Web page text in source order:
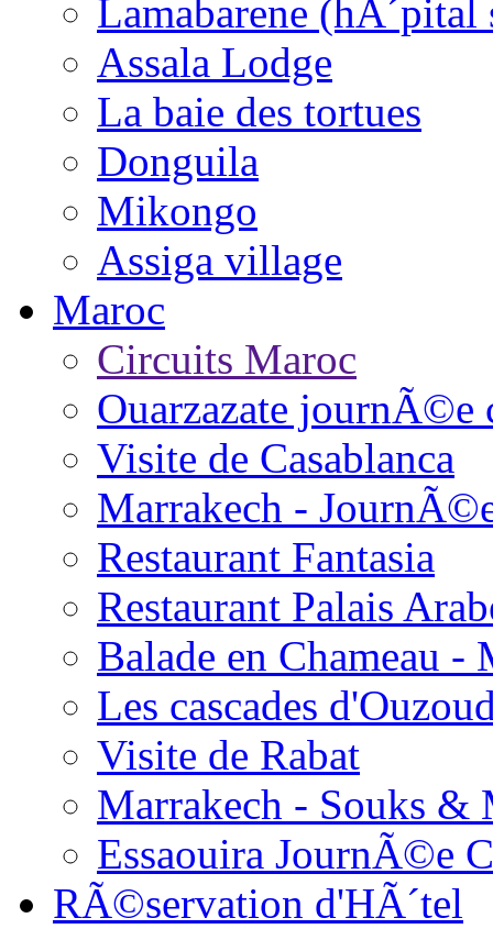
Lamabarene (hÃ´pital
Assala Lodge
La baie des tortues
Donguila
Mikongo
Assiga village
Maroc
Circuits Maroc
Ouarzazate journÃ©e
Visite de Casablanca
Marrakech -
Restaurant Fantasia
Restaurant Palais
Balade en Chameau -
Les cascades
Visite de Rabat
Marrakech - Souks &
Essaouira JournÃ©e
RÃ©servation d'HÃ´tel